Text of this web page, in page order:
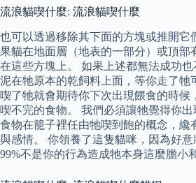
流浪貓喫什麼: 流浪貓喫什麼
也可以透過移除其下面的方塊或推開它
果貓在地面層（地表的一部分）或頂部
在這些方塊上。 如果上述都無法成功
泥在牠原本的乾飼料上面，等你走了牠
喫了牠就會期待你下次出現餵食的時候
喫不完的食物。 我們必須讓牠覺得你
食物在籠子裡任由牠喫到飽的概念，纔
與感情。 你領養了這隻貓咪，因為好
99%不是你的行為造成牠本身這麼膽小